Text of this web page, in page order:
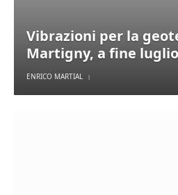
Vibrazioni per la
Martigny, a fine luglio
ENRICO MARTIAL